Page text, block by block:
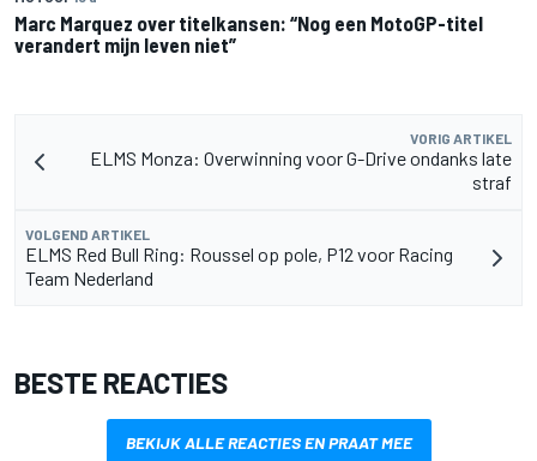
Marc Marquez over titelkansen: “Nog een MotoGP-titel
verandert mijn leven niet”
VORIG ARTIKEL
ELMS Monza: Overwinning voor G-Drive ondanks late
straf
VOLGEND ARTIKEL
ELMS Red Bull Ring: Roussel op pole, P12 voor Racing
Team Nederland
BESTE REACTIES
BEKIJK ALLE REACTIES EN PRAAT MEE